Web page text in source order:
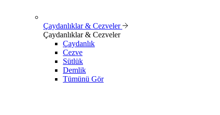
Çaydanlıklar & Cezveler
Çaydanlıklar & Cezveler
Çaydanlık
Cezve
Sütlük
Demlik
Tümünü Gör